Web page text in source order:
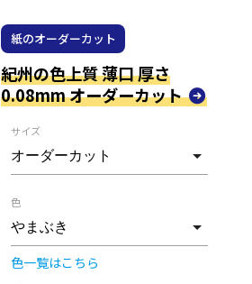
紙のオーダーカット
紀州の色上質 薄口 厚さ
0.08mm オーダーカット
サイズ
色
色一覧はこちら